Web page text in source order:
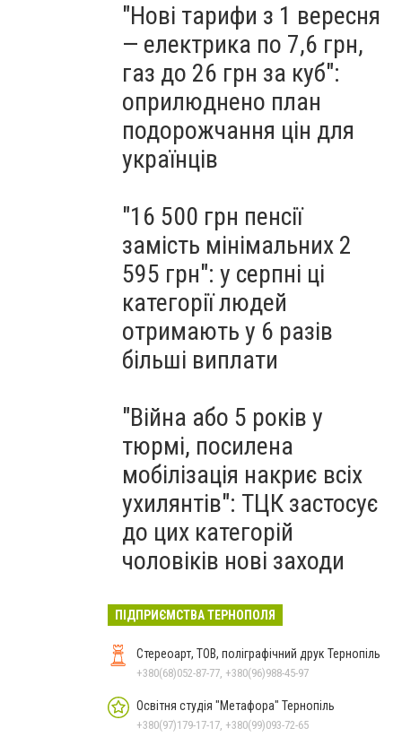
"Нові тарифи з 1 вересня
— електрика по 7,6 грн,
газ до 26 грн за куб":
оприлюднено план
подорожчання цін для
українців
"16 500 грн пенсії
замість мінімальних 2
595 грн": у серпні ці
категорії людей
отримають у 6 разів
більші виплати
"Війна або 5 років у
тюрмі, посилена
мобілізація накриє всіх
ухилянтів": ТЦК застосує
до цих категорій
чоловіків нові заходи
ПІДПРИЄМСТВА ТЕРНОПОЛЯ
Стереоарт, ТОВ, поліграфічний друк Тернопіль
+380(68)052-87-77, +380(96)988-45-97
Освітня студія "Метафора" Тернопіль
+380(97)179-17-17, +380(99)093-72-65